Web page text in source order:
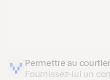
Permettre au
Fournissez-lui un